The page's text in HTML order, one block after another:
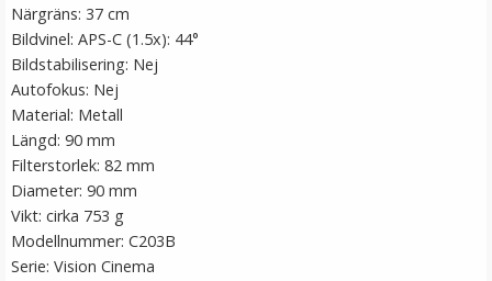
Närgräns: 37 cm
Bildvinel: APS-C (1.5x): 44°
Bildstabilisering: Nej
Autofokus: Nej
Material: Metall
Längd: 90 mm
Filterstorlek: 82 mm
Diameter: 90 mm
Vikt: cirka 753 g
Modellnummer: C203B
Serie: Vision Cinema